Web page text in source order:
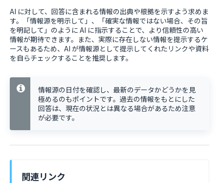
AI に対して、回答に含まれる情報の出典や根拠を示すよう求めま
す。「情報源を明示して」、「確実な情報ではない場合、その旨
を明記して」のように AI に指示することで、より信頼性の高い
情報が期待できます。また、実際に存在しない情報を提示するケ
ースもあるため、AI が情報源として提示してくれたリンクや資料
を自らチェックすることを推奨します。
情報源の日付を確認し、最新のデータかどうかを見
極めるのもポイントです。過去の情報をもとにした
回答は、現在の状況とは異なる場合があるため注意
が必要です。
関連リンク